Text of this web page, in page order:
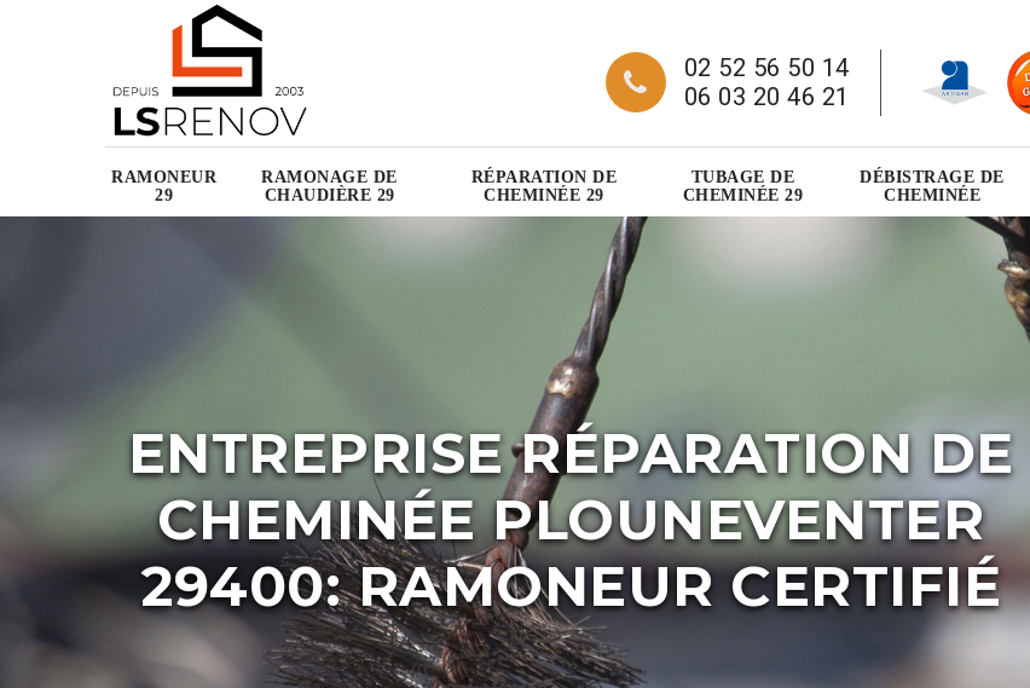
02 52 56 50 14
06 03 20 46 21
RAMONEUR
29
RAMONAGE DE
CHAUDIÈRE 29
RÉPARATION DE
CHEMINÉE 29
TUBAGE DE
CHEMINÉE 29
DÉBISTRAGE DE
CHEMINÉE
ENTREPRISE RÉPARATION DE
CHEMINÉE PLOUNEVENTER
29400: RAMONEUR CERTIFIÉ